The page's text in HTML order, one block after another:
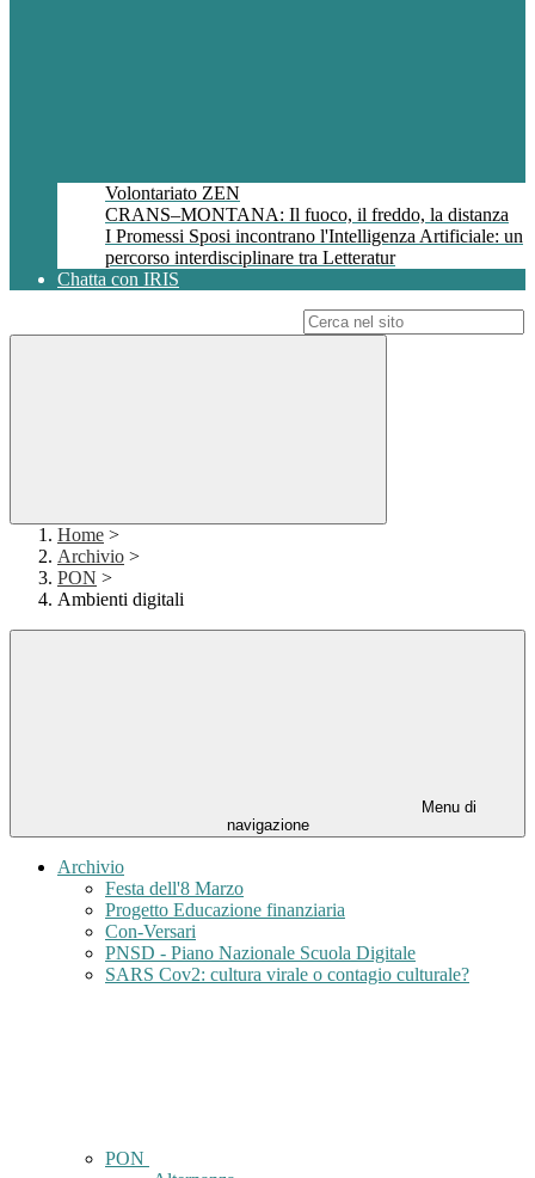
Volontariato ZEN
CRANS–MONTANA: Il fuoco, il freddo, la distanza
I Promessi Sposi incontrano l'Intelligenza Artificiale: un
percorso interdisciplinare tra Letteratur
Chatta con IRIS
Home >
Archivio >
PON >
Ambienti digitali
Menu di
navigazione
Archivio
Festa dell'8 Marzo
Progetto Educazione finanziaria
Con-Versari
PNSD - Piano Nazionale Scuola Digitale
SARS Cov2: cultura virale o contagio culturale?
PON